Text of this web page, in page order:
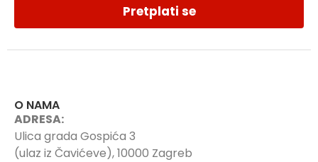
Pretplati se
O NAMA
ADRESA:
Ulica grada Gospića 3
(ulaz iz Čavićeve), 10000 Zagreb